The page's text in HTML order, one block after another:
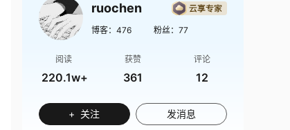
ruochen
博客： 476 粉丝： 77
阅读
220.1w+
获赞
361
评论
12
+ 关注 发消息